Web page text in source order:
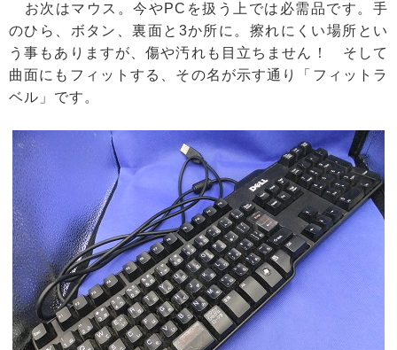
お次はマウス。今やPCを扱う上では必需品です。手
のひら、ボタン、裏面と3か所に。擦れにくい場所とい
う事もありますが、傷や汚れも目立ちません！ そして
曲面にもフィットする、その名が示す通り「フィットラ
ベル」です。